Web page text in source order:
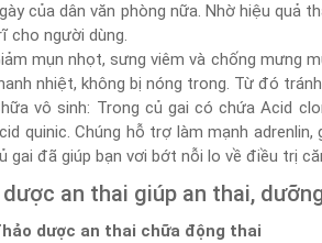
của dân văn phòng nữa. Nhờ hiệu quả
cho người dùng.
mụn nhọt, sưng viêm và chống mưng
nhiệt, không bị nóng trong. Từ đó
vô sinh: Trong củ gai có chứa Acid
quinic. Chúng hỗ trợ làm mạnh
gai đã giúp bạn vơi bớt nỗi lo về điều trị
an thai giúp an thai,
dược an thai chữa động thai